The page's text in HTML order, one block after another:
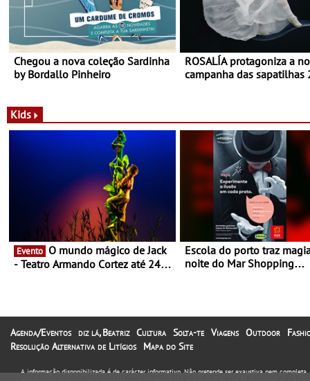
Chegou a nova coleção Sardinha
by Bordallo Pinheiro
ROSALÍA protagoniza a
campanha das sapatilhas
Kids
Evento
- Teatro Armando Cortez até 24
Escola do porto traz
noite do Mar Shopping
Agenda/Eventos diz lá, Beatriz Cultura Solta-te Viagens Outdoor
Resolução Alternativa de Litígios
Mapa do Site
A informação disponibilizada é de carácter informativo. Não pretende ser exaustiva nem